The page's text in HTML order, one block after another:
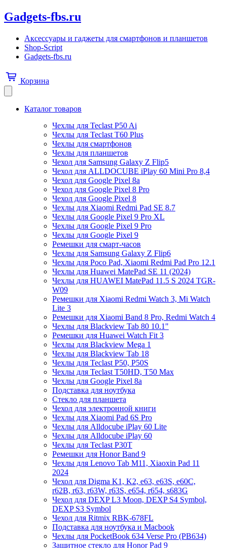
Gadgets-fbs.ru
Аксессуары и гаджеты для смартфонов и планшетов
Shop-Script
Gadgets-fbs.ru
Корзина
Каталог товаров
Чехлы для Teclast P50 Ai
Чехлы для Teclast T60 Plus
Чехлы для смартфонов
Чехлы для планшетов
Чехол для Samsung Galaxy Z Flip5
Чехол для ALLDOCUBE iPlay 60 Mini Pro 8,4
Чехол для Google Pixel 8a
Чехол для Google Pixel 8 Pro
Чехол для Google Pixel 8
Чехлы для Xiaomi Redmi Pad SE 8.7
Чехлы для Google Pixel 9 Pro XL
Чехлы для Google Pixel 9 Pro
Чехлы для Google Pixel 9
Ремешки для смарт-часов
Чехлы для Samsung Galaxy Z Flip6
Чехлы для Poco Pad, Xiaomi Redmi Pad Pro 12.1
Чехлы для Huawei MatePad SE 11 (2024)
Чехлы для HUAWEI MatePad 11.5 S 2024 TGR-
W09
Ремешки для Xiaomi Redmi Watch 3, Mi Watch
Lite 3
Ремешки для Xiaomi Band 8 Pro, Redmi Watch 4
Чехлы для Blackview Tab 80 10.1"
Ремешки для Huawei Watch Fit 3
Чехлы для Blackview Mega 1
Чехлы для Blackview Tab 18
Чехлы для Teclast P50, P50S
Чехлы для Teclast T50HD, T50 Max
Чехлы для Google Pixel 8a
Подставка для ноутбука
Стекло для планшета
Чехол для электронной книги
Чехлы для Xiaomi Pad 6S Pro
Чехлы для Alldocube iPlay 60 Lite
Чехлы для Alldocube iPlay 60
Чехлы для Teclast P30T
Ремешки для Honor Band 9
Чехлы для Lenovo Tab M11, Xiaoxin Pad 11
2024
Чехол для Digma K1, K2, e63, e63S, e60C,
r62B, r63, r63W, r63S, e654, r654, s683G
Чехол для DEXP L3 Moon, DEXP S4 Symbol,
DEXP S3 Symbol
Чехол для Ritmix RBK-678FL
Подставка для ноутбука и Macbook
Чехлы для PocketBook 634 Verse Pro (PB634)
Защитное стекло для Honor Pad 9